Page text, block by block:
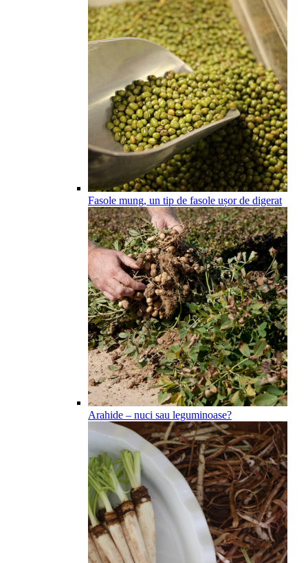
Fasole mung, un tip de fasole ușor de digerat
Arahide – nuci sau leguminoase?